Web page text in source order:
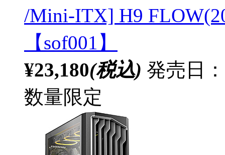
/Mini-ITX] H9
【sof001】
¥23,180(税込) 発売日
数量限定